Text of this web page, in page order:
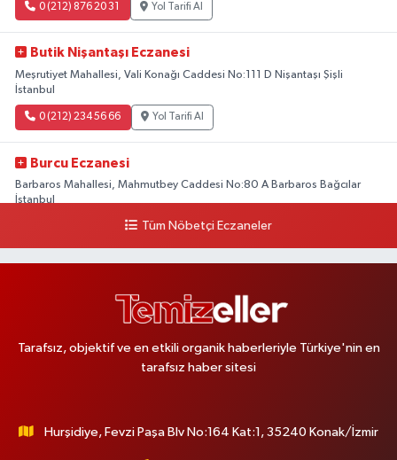
0 (212) 876 20 31 Yol Tarifi Al
Butik Nişantaşı Eczanesi
Meşrutiyet Mahallesi, Vali Konağı Caddesi No:111 D Nişantaşı Şişli
İstanbul
0 (212) 234 56 66 Yol Tarifi Al
Burcu Eczanesi
Barbaros Mahallesi, Mahmutbey Caddesi No:80 A Barbaros Bağcılar
İstanbul
Yol Tarifi Al
Akşemsettin Mahallesi, Akdeniz Caddesi No:12 A Fatih İstanbul
Yol Tarifi Al
Tersane İstanbul Eczanesi
0 (533) 395 65 65 Yol Tarifi Al
Tüm Nöbetçi Eczaneler
Tarafsız, objektif ve en etkili organik haberleriyle Türkiye'nin en
tarafsız haber sitesi
Hurşidiye, Fevzi Paşa Blv No:164 Kat:1, 35240 Konak/İzmir